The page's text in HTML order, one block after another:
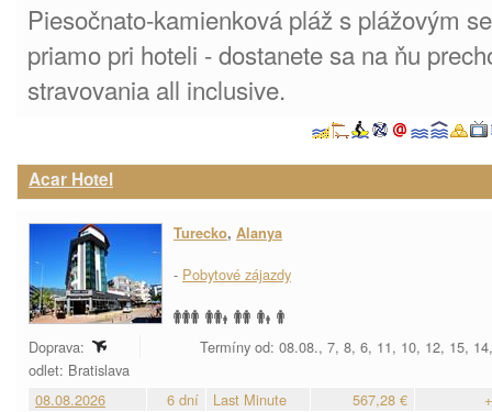
Piesočnato-kamienková pláž s plážovým
priamo pri hoteli - dostanete sa na ňu
stravovania all inclusive.
Acar Hotel
Turecko, Alanya
- Pobytové zájazdy
Doprava:
Termíny od: 08.08., 7, 8, 6, 11, 10, 12, 15,
odlet: Bratislava
08.08.2026
6 dní Last Minute 567,28 €